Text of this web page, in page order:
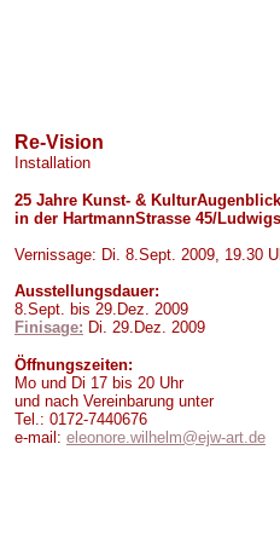
Re-Vision
Installation
25 Jahre Kunst- &
in der HartmannStrasse 45/
Vernissage: Di. 8.Sept. 2009, 19.30
Ausstellungsdauer:
8.Sept. bis 29.Dez. 2009
Finisage: Di. 29.Dez. 2009
Öffnungszeiten:
Mo und Di 17 bis 20 Uhr
und nach Vereinbarung unter
Tel.: 0172-7440676
e-mail: eleonore.wilhelm@ejw-art.de